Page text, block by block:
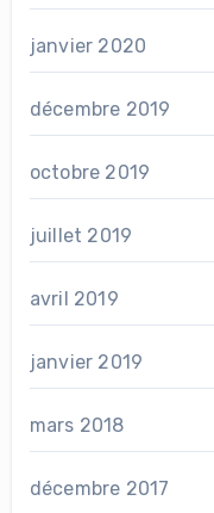
janvier 2020
décembre 2019
octobre 2019
juillet 2019
avril 2019
janvier 2019
mars 2018
décembre 2017